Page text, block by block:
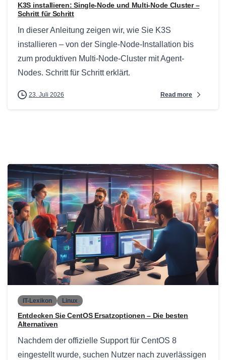
K3S installieren: Single-Node und Multi-Node Cluster –
Schritt für Schritt
In dieser Anleitung zeigen wir, wie Sie K3S
installieren – von der Single-Node-Installation bis
zum produktiven Multi-Node-Cluster mit Agent-
Nodes. Schritt für Schritt erklärt.
23. Juli 2026 Read more
0
IT-Lexikon Linux
Entdecken Sie CentOS Ersatzoptionen – Die besten
Alternativen
Nachdem der offizielle Support für CentOS 8
eingestellt wurde, suchen Nutzer nach zuverlässigen